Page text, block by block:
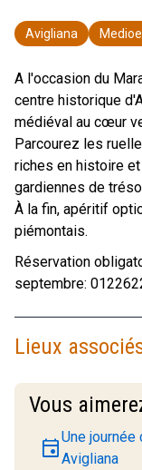
Avigliana
A l'occasion du
centre historique
médiéval au cœur
Parcourez les
riches en histoire
gardiennes de
À la fin, apéritif
piémontais.
Réservation
septembre:
Lieux
Vous
eventUne journée
Avigliana